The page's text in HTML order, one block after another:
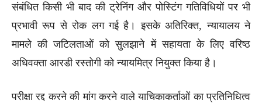
संबंधित किसी भी बाद की ट्रेनिंग और पोस्टिंग गतिविधियों पर भी
प्रभावी रूप से रोक लग गई है। इसके अतिरिक्त, न्यायालय ने
मामले की जटिलताओं को सुलझाने में सहायता के लिए वरिष्ठ
अधिवक्ता आरडी रस्तोगी को न्यायमित्र नियुक्त किया है।
परीक्षा रद्द करने की मांग करने वाले याचिकाकर्ताओं का प्रतिनिधित्व